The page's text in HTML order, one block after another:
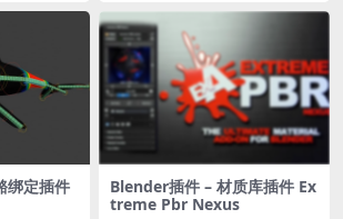
绑定插件
Blender插件 – 材质库插件 Ex
treme Pbr Nexus